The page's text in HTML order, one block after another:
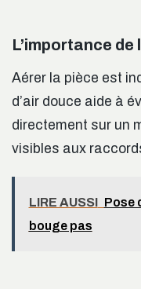
L’importance
Aérer la pièce est
d’air douce aide à
directement sur un
visibles aux
LIRE AUSSI Pose
bouge pas